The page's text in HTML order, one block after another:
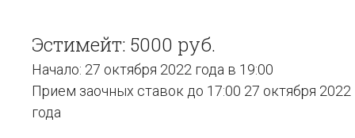
Эстимейт: 5000 руб.
Начало: 27 октября 2022 года в 19:00
Прием заочных ставок до 17:00 27 октября 2022
года